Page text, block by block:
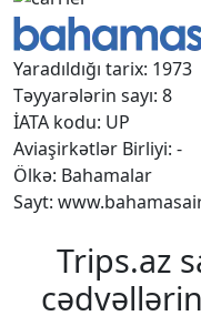
Yaradıldığı tarix: 1973
Təyyarələrin sayı: 8
İATA kodu: UP
Aviaşirkətlər Birliyi: -
Ölkə: Bahamalar
Sayt:
Trips.az